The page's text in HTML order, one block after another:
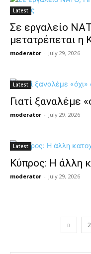
Latest
Σε εργαλείο
μετατρέπεται η
moderator - July 29, 2026
Latest
Γιατί ξαναλέμε
moderator - July 29, 2026
Latest
Κύπρος: Η άλλη
moderator - July 29, 2026
2